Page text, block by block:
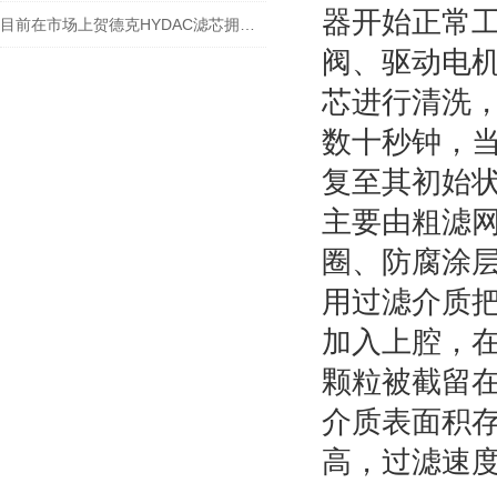
器开始正常
阀、驱动电
芯进行清洗
数十秒钟，
复至其初始
主要由粗滤
圈、防腐涂
用过滤介质
加入上腔，
颗粒被截留
介质表面积
高，过滤速